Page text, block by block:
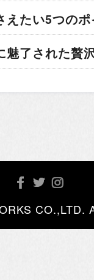
えたい5つの
魅了された贅
CO.,LTD.